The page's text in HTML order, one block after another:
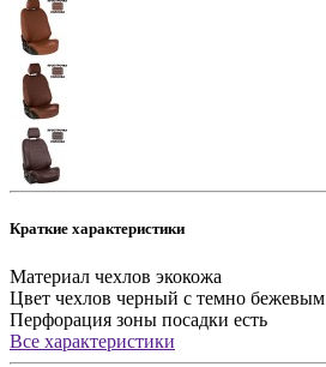
Краткие характеристики
Материал чехлов экокожа
Цвет чехлов черный с темно бежевым
Перфорация зоны посадки есть
Все характеристики